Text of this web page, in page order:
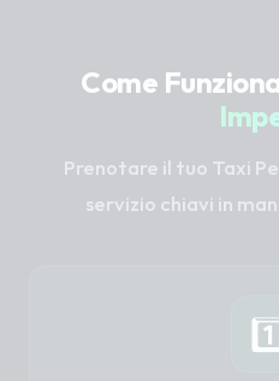
Come
Prenotare il tuo Taxi
servizio chiavi in